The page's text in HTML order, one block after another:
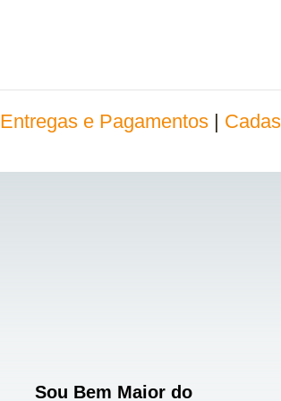
Entregas e Pagamentos
Sou Bem Maior do